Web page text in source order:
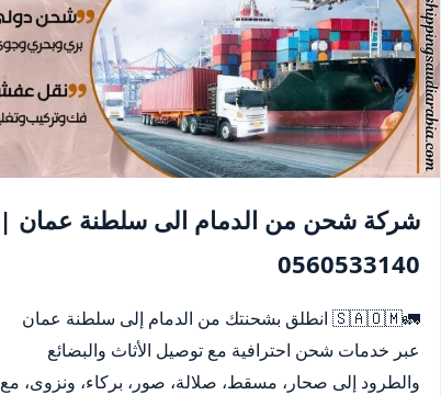
شركة شحن من الدمام الى سلطنة عمان |
0560533140
🚛🇸🇦🇴🇲 انطلق بشحنتك من الدمام إلى سلطنة عمان
عبر خدمات شحن احترافية مع توصيل الأثاث والبضائع
والطرود إلى صحار، مسقط، صلالة، صور، بركاء، ونزوى، مع